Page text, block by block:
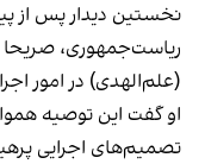
نخستین دیدار پس از
ریاست‌جمهوری،
(علم‌الهدی) در امور
او گفت این توصیه
تصمیم‌های اجرایی